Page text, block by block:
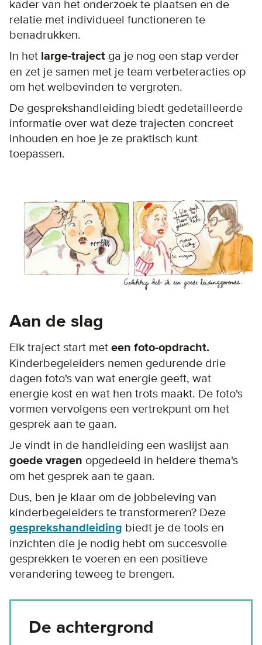
kader van het onderzoek te plaatsen en de
relatie met individueel functioneren te
benadrukken.
In het large-traject ga je nog een stap verder
en zet je samen met je team verbeteracties op
om het welbevinden te vergroten.
De gesprekshandleiding biedt gedetailleerde
informatie over wat deze trajecten concreet
inhouden en hoe je ze praktisch kunt
toepassen.
Aan de slag
Elk traject start met een foto-opdracht.
Kinderbegeleiders nemen gedurende drie
dagen foto's van wat energie geeft, wat
energie kost en wat hen trots maakt. De foto's
vormen vervolgens een vertrekpunt om het
gesprek aan te gaan.
Je vindt in de handleiding een waslijst aan
goede vragen opgedeeld in heldere thema's
om het gesprek aan te gaan.
Dus, ben je klaar om de jobbeleving van
kinderbegeleiders te transformeren? Deze
gesprekshandleiding biedt je de tools en
inzichten die je nodig hebt om succesvolle
gesprekken te voeren en een positieve
verandering teweeg te brengen.
De achtergrond